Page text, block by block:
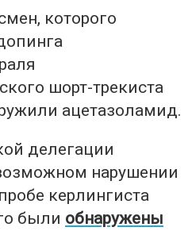
которого
шорт-трекиста
ацетазоламид.
делегации
нарушении
керлингиста
были обнаружены